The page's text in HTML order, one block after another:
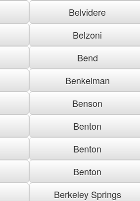
Belvidere
Belzoni
Bend
Benkelman
Benson
Benton
Benton
Benton
Berkeley Springs